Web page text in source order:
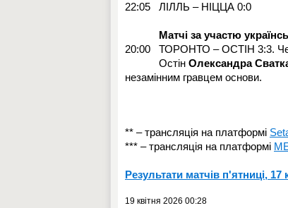
22:05 ЛІЛЛЬ – НІЦЦА 0:0
Матчі за участю
20:00 ТОРОНТО – ОСТІН 3:3.
Остін Олександра
незамінним гравцем основи.
** – трансляція на платформі
*** – трансляція на платформі
Результати матчів п'ятниці, 17
19 квітня 2026 00:28